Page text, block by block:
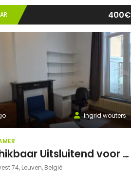
400€
ingrid wouters
Nu Beschikbaar Uitsluitend voor Augustus 2026 in Leuven
74, Leuven, België